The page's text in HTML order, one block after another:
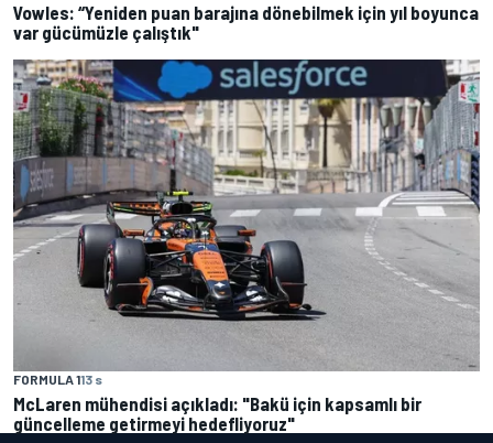
Vowles: “Yeniden puan barajına dönebilmek için yıl boyunca
var gücümüzle çalıştık"
FORMULA 113 s
McLaren mühendisi açıkladı: "Bakü için kapsamlı bir
güncelleme getirmeyi hedefliyoruz"